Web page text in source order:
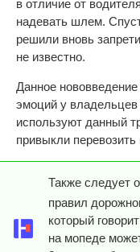
в отличие от
надевать шлем.
решили вновь
не известно.
Данное
эмоций у владельцев
используют данный
привыкли
Также следует
правил
который
на мопеде